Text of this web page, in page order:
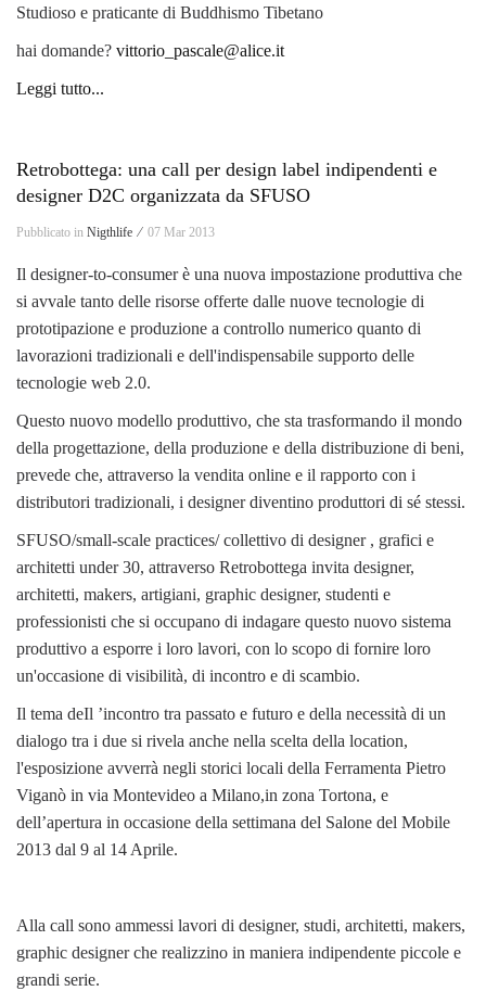
Studioso e praticante di Buddhismo Tibetano
hai domande? vittorio_pascale@alice.it
Leggi tutto...
Retrobottega: una call per design label indipendenti e
designer D2C organizzata da SFUSO
Pubblicato in Nigthlife ⁄ 07 Mar 2013
Il designer-to-consumer è una nuova impostazione produttiva che
si avvale tanto delle risorse offerte dalle nuove tecnologie di
prototipazione e produzione a controllo numerico quanto di
lavorazioni tradizionali e dell'indispensabile supporto delle
tecnologie web 2.0.
Questo nuovo modello produttivo, che sta trasformando il mondo
della progettazione, della produzione e della distribuzione di beni,
prevede che, attraverso la vendita online e il rapporto con i
distributori tradizionali, i designer diventino produttori di sé stessi.
SFUSO/small-scale practices/ collettivo di designer , grafici e
architetti under 30, attraverso Retrobottega invita designer,
architetti, makers, artigiani, graphic designer, studenti e
professionisti che si occupano di indagare questo nuovo sistema
produttivo a esporre i loro lavori, con lo scopo di fornire loro
un'occasione di visibilità, di incontro e di scambio.
Il tema deIl ’incontro tra passato e futuro e della necessità di un
dialogo tra i due si rivela anche nella scelta della location,
l'esposizione avverrà negli storici locali della Ferramenta Pietro
Viganò in via Montevideo a Milano,in zona Tortona, e
dell’apertura in occasione della settimana del Salone del Mobile
2013 dal 9 al 14 Aprile.
Alla call sono ammessi lavori di designer, studi, architetti, makers,
graphic designer che realizzino in maniera indipendente piccole e
grandi serie.